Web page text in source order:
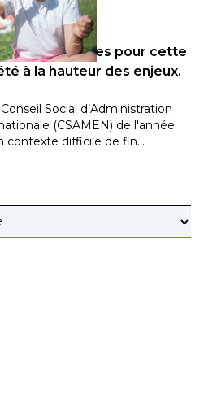
attendues pour cette
à la hauteur des enjeux.
Social d’Administration
(CSAMEN) de l'année
contexte difficile de fin…